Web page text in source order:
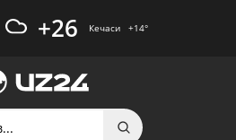
+26 Кечаси +14°